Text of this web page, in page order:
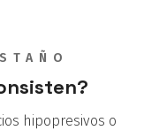
hipopresivos o